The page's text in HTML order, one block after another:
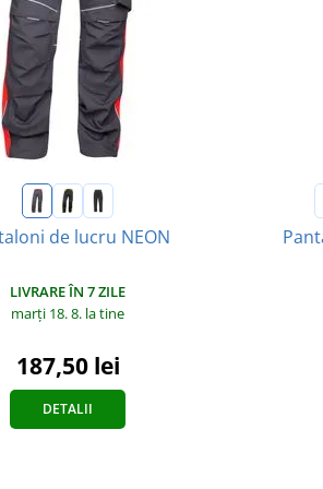
de lucru NEON
LIVRARE ÎN 7 ZILE
marți 18. 8. la tine
187,50 lei
DETALII